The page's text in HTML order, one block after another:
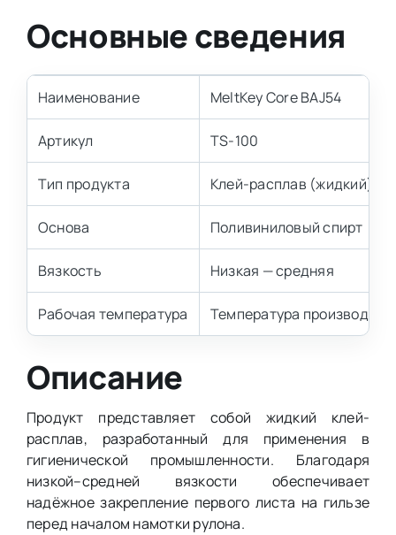
Основные сведения
Наименование MeltKey Core BAJ54
Артикул TS-100
Тип продукта Клей-расплав (жидкий)
Основа Поливиниловый спирт
Вязкость Низкая — средняя
Рабочая температура Температура
Описание
Продукт представляет собой жидкий клей-
расплав, разработанный для применения в
гигиенической промышленности. Благодаря
низкой–средней вязкости обеспечивает
надёжное закрепление первого листа на гильзе
перед началом намотки рулона.